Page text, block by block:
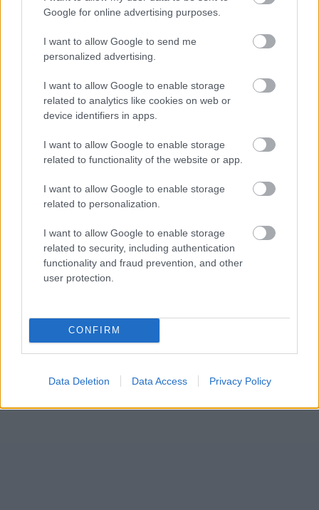
Google for online advertising purposes.
I want to allow Google to send me
personalized advertising.
I want to allow Google to enable storage
related to analytics like cookies on web or
device identifiers in apps.
I want to allow Google to enable storage
related to functionality of the website or app.
I want to allow Google to enable storage
related to personalization.
I want to allow Google to enable storage
related to security, including authentication
functionality and fraud prevention, and other
user protection.
CONFIRM
Data Deletion Data Access Privacy Policy
Spanyol határ: gyerekek százai várnak
meghalt, 141-re nőtt a halottak száma
NÉPSZERŰ